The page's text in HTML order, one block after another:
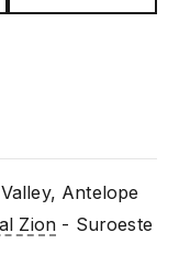
Antelope
Zion - Suroeste